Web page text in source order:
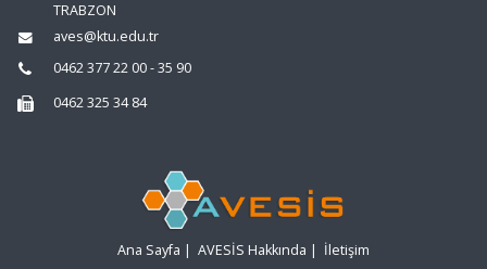
TRABZON
aves@ktu.edu.tr
0462 377 22 00 - 35 90
0462 325 34 84
Ana Sayfa | AVESİS Hakkında | İletişim